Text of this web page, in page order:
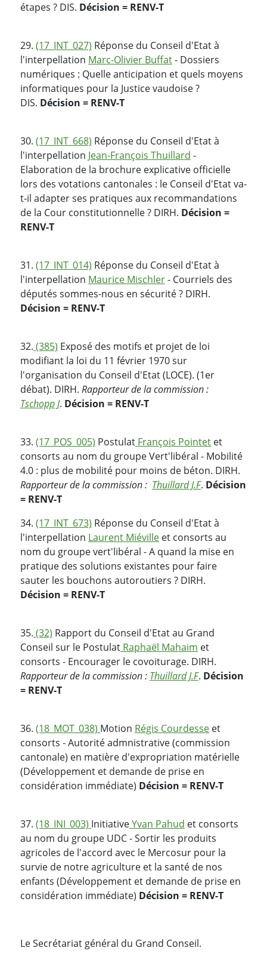
étapes ? DIS. Décision = RENV-T
29. (17_INT_027) Réponse du Conseil d'Etat à
l'interpellation Marc-Olivier Buffat- Dossiers
numériques : Quelle anticipation et quels moyens
informatiques pour la Justice vaudoise ?
DIS. Décision = RENV-T
30. (17_INT_668) Réponse du Conseil d'Etat à
l'interpellation Jean-François Thuillard -
Elaboration de la brochure explicative officielle
lors des votations cantonales : le Conseil d'Etat va-
t-il adapter ses pratiques aux recommandations
de la Cour constitutionnelle ? DIRH. Décision =
RENV-T
31. (17_INT_014) Réponse du Conseil d'Etat à
l'interpellation Maurice Mischler- Courriels des
députés sommes-nous en sécurité ? DIRH.
Décision = RENV-T
32. (385) Exposé des motifs et projet de loi
modifiant la loi du 11 février 1970 sur
l'organisation du Conseil d'Etat (LOCE). (1er
débat). DIRH. Rapporteur de la commission :
Tschopp J. Décision = RENV-T
33. (17_POS_005) Postulat François Pointet et
consorts au nom du groupe Vert'libéral - Mobilité
4.0 : plus de mobilité pour moins de béton. DIRH.
Rapporteur de la commission : Thuillard J.F. Décision
= RENV-T
34. (17_INT_673) Réponse du Conseil d'Etat à
l'interpellation Laurent Miéville et consorts au
nom du groupe vert'libéral - A quand la mise en
pratique des solutions existantes pour faire
sauter les bouchons autoroutiers ? DIRH.
Décision = RENV-T
35. (32) Rapport du Conseil d'Etat au Grand
Conseil sur le Postulat Raphaël Mahaim et
consorts - Encourager le covoiturage. DIRH.
Rapporteur de la commission : Thuillard J.F. Décision
= RENV-T
36. (18_MOT_038) Motion Régis Courdesse et
consorts - Autorité admnistrative (commission
cantonale) en matière d'expropriation matérielle
(Développement et demande de prise en
considération immédiate) Décision = RENV-T
37. (18_INI_003) InitiativeYvan Pahud et consorts
au nom du groupe UDC - Sortir les produits
agricoles de l'accord avec le Mercosur pour la
survie de notre agriculture et la santé de nos
enfants (Développement et demande de prise en
considération immédiate) Décision = RENV-T
Le Secrétariat général du Grand Conseil.